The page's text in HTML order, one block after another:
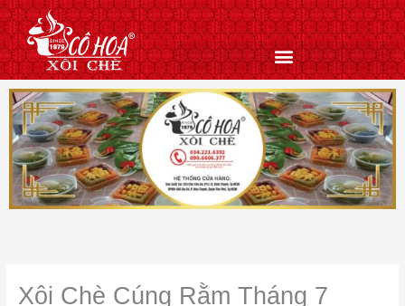
Nhảy
tới
nội
dung
Xôi Chè Cúng Rằm Tháng 7